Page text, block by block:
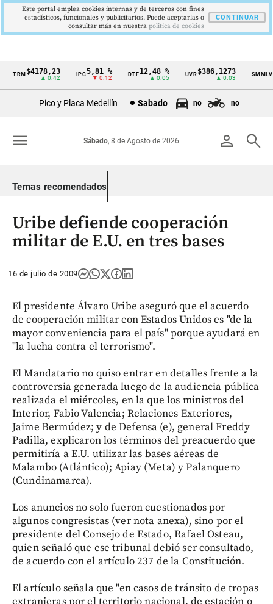
Cintillo
Colombia
TRM$4178,23
▲ 0.42
5,81 %
▼ 0.12
DTF12,48 %
▲ 0.05
UVR$386,1273
▲ 0.03
SMMLV
Pico y Placa Medellín Sabado no no
person search
Sábado, 8 de Agosto de 2026
menu
Temas recomendados
Uribe defiende cooperación
militar de E.U. en tres bases
16 de julio de 2009
El presidente Álvaro Uribe aseguró que el acuerdo
de cooperación militar con Estados Unidos es "de la
mayor conveniencia para el país" porque ayudará en
"la lucha contra el terrorismo".
El Mandatario no quiso entrar en detalles frente a la
controversia generada luego de la audiencia pública
realizada el miércoles, en la que los ministros del
Interior, Fabio Valencia; Relaciones Exteriores,
Jaime Bermúdez; y de Defensa (e), general Freddy
Padilla, explicaron los términos del preacuerdo que
permitiría a E.U. utilizar las bases aéreas de
Malambo (Atlántico); Apiay (Meta) y Palanquero
(Cundinamarca).
Los anuncios no solo fueron cuestionados por
algunos congresistas (ver nota anexa), sino por el
presidente del Consejo de Estado, Rafael Osteau,
quien señaló que ese tribunal debió ser consultado,
de acuerdo con el artículo 237 de la Constitución.
El artículo señala que "en casos de tránsito de tropas
Este portal emplea cookies internas y de terceros con fines
estadísticos, funcionales y publicitarios. Puede aceptarlas o
consultar más en nuestra politica de cookies
CONTINUAR